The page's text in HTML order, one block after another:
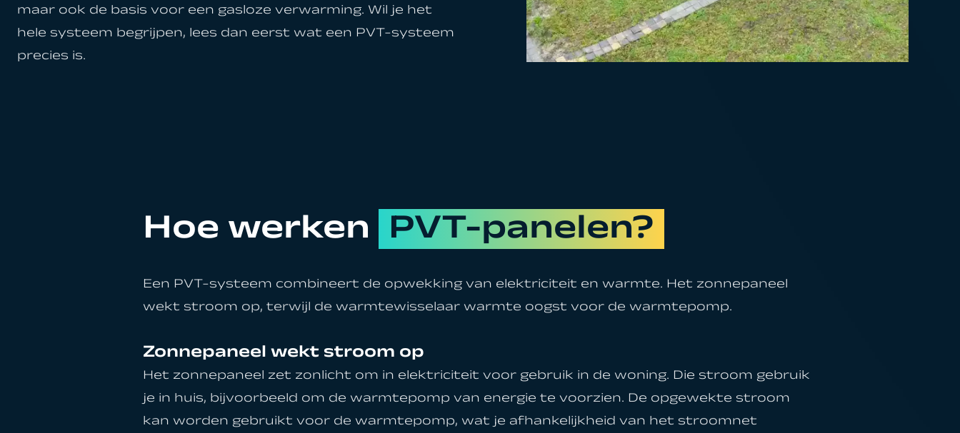
maar ook de basis voor een gasloze verwarming. Wil je het
hele systeem begrijpen, lees dan eerst wat een PVT-systeem
precies is.
Hoe werken PVT-panelen?
Een PVT-systeem combineert de opwekking van elektriciteit en warmte. Het zonnepaneel
wekt stroom op, terwijl de warmtewisselaar warmte oogst voor de warmtepomp.
Zonnepaneel wekt stroom op
Het zonnepaneel zet zonlicht om in elektriciteit voor gebruik in de woning. Die stroom gebruik
je in huis, bijvoorbeeld om de warmtepomp van energie te voorzien. De opgewekte stroom
kan worden gebruikt voor de warmtepomp, wat je afhankelijkheid van het stroomnet